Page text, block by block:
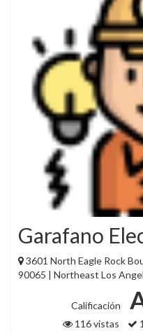
Garafano
3601 North Eagle Rock
90065 | Northeast Los
Calificación
116 vistas